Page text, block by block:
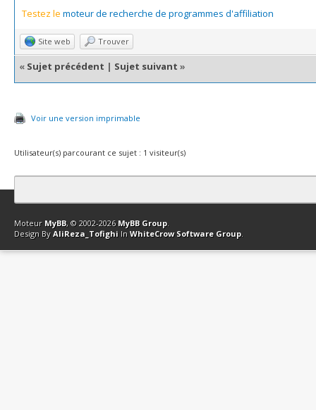
Testez le moteur de recherche de programmes d'affiliation
Site web Trouver
« Sujet précédent | Sujet suivant »
Voir une version imprimable
Utilisateur(s) parcourant ce sujet : 1 visiteur(s)
Contact Club Affiliation Retourner en haut Version bas-débit
Moteur MyBB, © 2002-2026 MyBB Group.
Design By AliReza_Tofighi In WhiteCrow Software Group.